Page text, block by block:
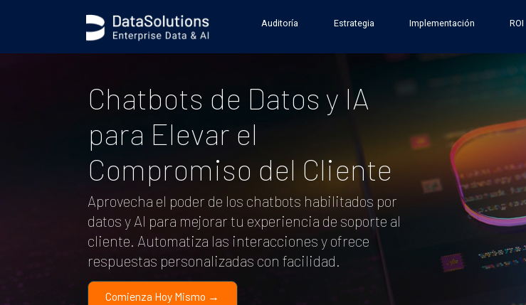
Auditoría Estrategia Implementación ROI
Chatbots de Datos y IA
para Elevar el
Compromiso del Cliente
Aprovecha el poder de los chatbots habilitados por
datos y AI para mejorar tu experiencia de soporte al
cliente. Automatiza las interacciones y ofrece
respuestas personalizadas con facilidad.
Comienza Hoy Mismo →